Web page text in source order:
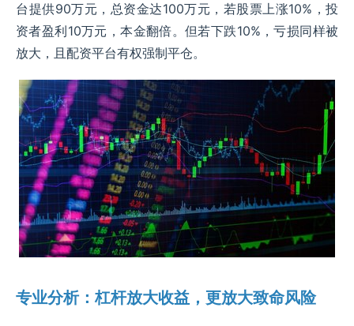
台提供90万元，总资金达100万元，若股票上涨10%，投
资者盈利10万元，本金翻倍。但若下跌10%，亏损同样被
放大，且配资平台有权强制平仓。
专业分析：杠杆放大收益，更放大致命风险